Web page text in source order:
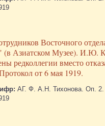
Восточного
(в Азиатском Музее). И.Ю.
редколлегии вместо
от 6 мая 1919.
АГ. Ф. А.Н. Тихонова. Оп. 2.